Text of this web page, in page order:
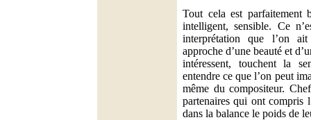
Tout cela est parfaitement
intelligent, sensible. Ce
interprétation que l’on
approche d’une beauté et
intéressent, touchent la
entendre ce que l’on peut
même du compositeur.
partenaires qui ont compris
dans la balance le poids de